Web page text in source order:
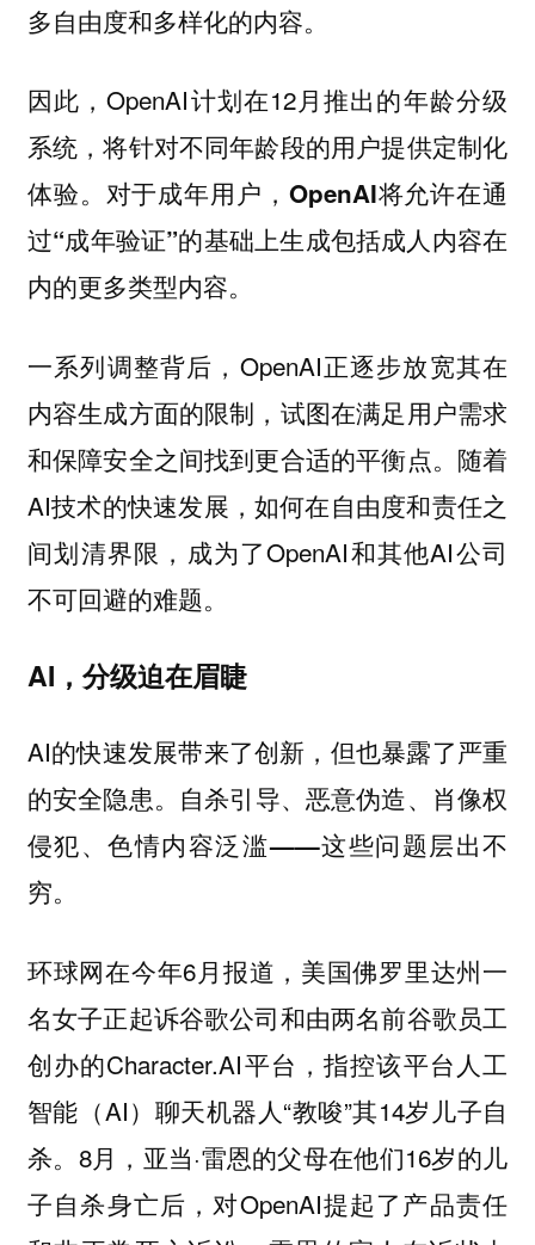
多自由度和多样化的内容。
因此，OpenAI计划在12月推出的年龄分级
系统，将针对不同年龄段的用户提供定制化
体验。 对于成年用户，OpenAI将允许在通
过“成年验证”的基础上生成包括成人内容在
内的更多类型内容。
一系列调整背后，OpenAI正逐步放宽其在
内容生成方面的限制，试图在满足用户需求
和保障安全之间找到更合适的平衡点。随着
AI技术的快速发展，如何在自由度和责任之
间划清界限，成为了OpenAI和其他AI公司
不可回避的难题。
AI，分级迫在眉睫
AI的快速发展带来了创新，但也暴露了严重
的安全隐患。 自杀引导、恶意伪造、肖像权
侵犯、色情内容泛滥——这些问题层出不
穷。
环球网在今年6月报道，美国佛罗里达州一
名女子正起诉谷歌公司和由两名前谷歌员工
创办的Character.AI平台，指控该平台人工
智能（AI）聊天机器人“教唆”其14岁儿子自
杀。8月，亚当·雷恩的父母在他们16岁的儿
子自杀身亡后，对OpenAI提起了产品责任